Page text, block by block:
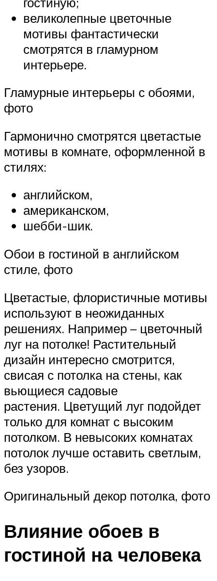
великолепные цветочные
мотивы фантастически
смотрятся в гламурном
интерьере.
Гламурные интерьеры с обоями,
фото
Гармонично смотрятся цветастые
мотивы в комнате, оформленной в
стилях:
английском,
американском,
шебби-шик.
Обои в гостиной в английском
стиле, фото
Цветастые, флористичные мотивы
используют в неожиданных
решениях. Например – цветочный
луг на потолке! Растительный
дизайн интересно смотрится,
свисая с потолка на стены, как
вьющиеся садовые
растения. Цветущий луг подойдет
только для комнат с высоким
потолком. В невысоких комнатах
потолок лучше оставить светлым,
без узоров.
Оригинальный декор потолка, фото
Влияние обоев в
гостиной на человека